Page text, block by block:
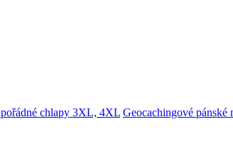
chlapy 3XL, 4XL Geocachingové pánské